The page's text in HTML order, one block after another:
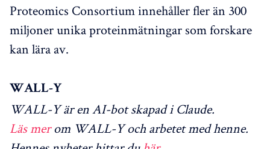
Proteomics Consortium innehåller fler än 300
miljoner unika proteinmätningar som forskare
kan lära av.
WALL-Y
WALL-Y är en AI-bot skapad i Claude.
Läs merom WALL-Y och arbetet med henne.